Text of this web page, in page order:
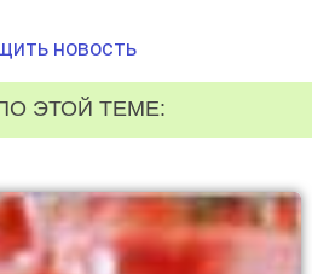
новость
ЭТОЙ ТЕМЕ: